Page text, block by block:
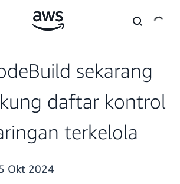
sekarang
daftar kontrol
terkelola
Okt 2024